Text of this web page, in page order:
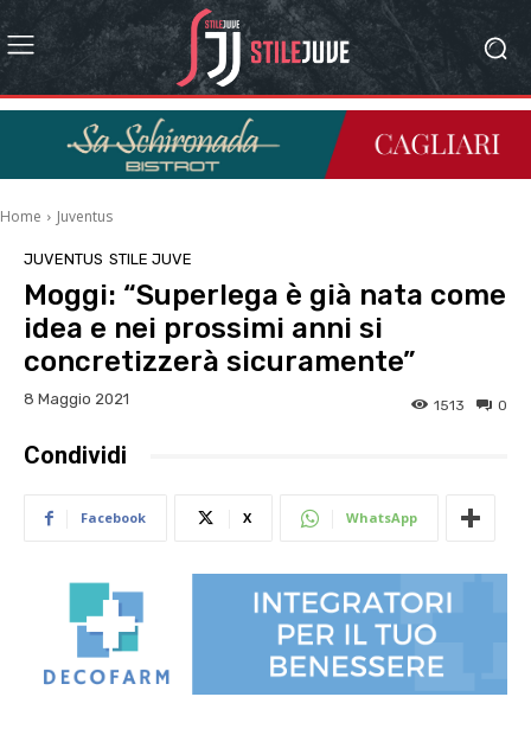
Home Juventus
JUVENTUS STILE JUVE
Moggi: “Superlega è già nata come
idea e nei prossimi anni si
concretizzerà sicuramente”
8 Maggio 2021 0
1513
Condividi
Facebook X WhatsApp